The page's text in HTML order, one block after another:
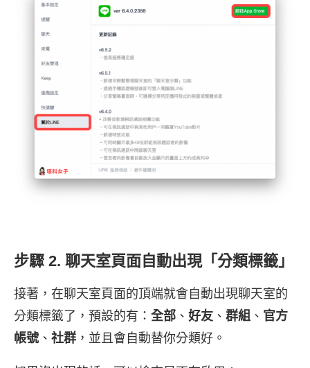
步驟 2. 聊天室頁面自動出現「分類標籤」
接著，在聊天室頁面的頂端就會自動出現聊天室的
分類標籤了，預設的有： 全部 、 好友 、 群組 、 官方
帳號、 社群 ，並且會自動替你分類好。